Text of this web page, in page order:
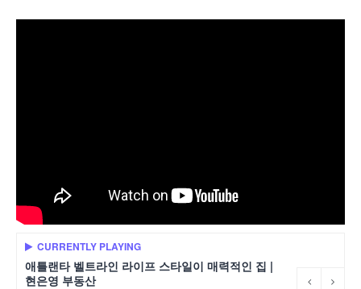
CURRENTLY PLAYING
애틀랜타 벨트라인 라이프 스타일이 매력적인 집 |
현은영 부동산